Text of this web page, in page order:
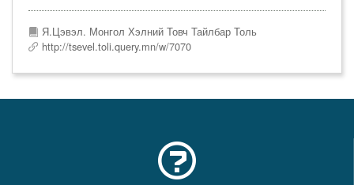
Я.Цэвэл. Монгол Хэлний Товч Тайлбар Толь
http://tsevel.toli.query.mn/w/7070